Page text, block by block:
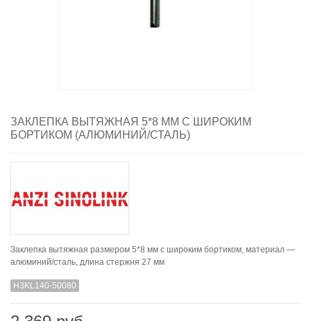
ЗАКЛЕПКА ВЫТЯЖНАЯ 5*8 ММ С ШИРОКИМ
БОРТИКОМ (АЛЮМИНИЙ/СТАЛЬ)
Заклепка вытяжная размером 5*8 мм с широким бортиком, материал —
алюминий/сталь, длина стержня 27 мм
H3KL140-50080